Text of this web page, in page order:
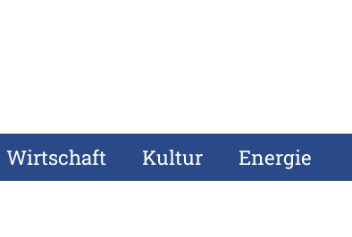
Wirtschaft Kultur Energie